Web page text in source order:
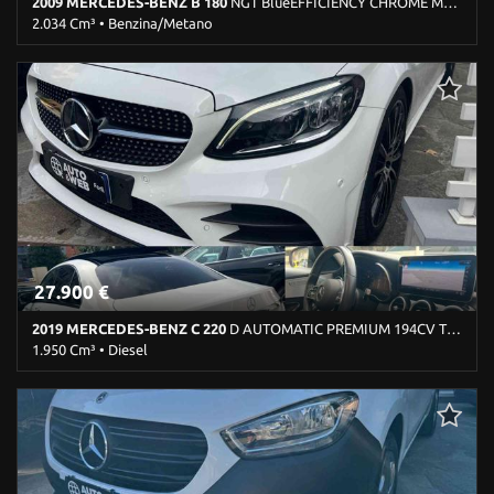
2.034 Cm³ • Benzina/Metano
291.000 Km • Cambio Manuale (5) • Nero metallizzato • 5 Porte •
ABS • Airbag • Airbag laterali • Airbag Passeggero • Alzacristalli
elettrici • Bracciolo • Cerchi in lega • Chiusura centralizzata •
Climatizzatore • Controllo trazione • ESP • Fendinebbia •
Immobilizzatore elettronico • Sedile posteriore sdoppiato •
Sensore di luce • Servosterzo • Specchietti laterali elettrici
27.900 €
2019 MERCEDES-BENZ C 220 D AUTOMATIC PREMIUM 194CV TETTO PANORAMICO
1.950 Cm³ • Diesel
116.800 Km • Cambio Automatico (9) • Bianco pastello • 4 Porte •
ABS • Airbag • Airbag Passeggero • Airbag testa • Alzacristalli
elettrici • Autoradio digitale • Bluetooth • Boardcomputer •
Bracciolo • Cerchi in lega • Chiusura centralizzata • Climatizzatore
automatico, 2 zone • Controllo trazione • Cruise Control • ESP • Fari